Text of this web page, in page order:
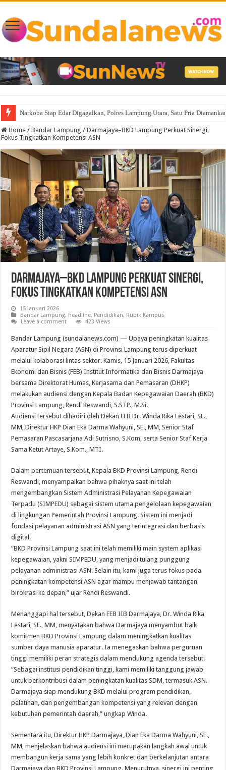
Narkoba Siap Edar Digagalkan, Polres Lampung Utara, Satu Pria
Home / Bandar Lampung / Darmajaya–BKD Lampung Perkuat Sinergi,
Fokus Tingkatkan Kompetensi ASN
Darmajaya–BKD Lampung Perkuat Sinergi,
Fokus Tingkatkan Kompetensi ASN
15 Januari 2026
Bandar Lampung, headline, Pendidikan, Rubik Kampus
Leave a comment
423 Views
Bandar Lampung (sundalanews.com) — Upaya peningkatan kualitas
Aparatur Sipil Negara (ASN) di Provinsi Lampung terus diperkuat
melalui kolaborasi lintas sektor. Kamis, 15 Januari 2026, Fakultas
Ekonomi dan Bisnis (FEB) Institut Informatika dan Bisnis Darmajaya
bersama Direktorat Humas, Kerjasama dan Pemasaran (DHKP)
melakukan audiensi dengan Kepala Badan Kepegawaian Daerah (BKD)
Provinsi Lampung, Rendi Reswandi, S.STP., M.Si.
Audiensi tersebut dihadiri oleh Dekan FEB Dr. Winda Rika Lestari, SE.,
MM, Direktur HKP Dian Eka Darma Wahyuni, SE., MM, Senior Staf
Pemasaran Pascasarjana Adi Sutrisno, S.Kom, serta Senior Staf Kerja
Sama Ketut Artaye, S.Kom., MTI.
Dalam pertemuan tersebut, Kepala BKD Provinsi Lampung, Rendi
Reswandi, menyampaikan bahwa pihaknya saat ini telah
mengembangkan Sistem Administrasi Pelayanan Kepegawaian
Terpadu (SIMPEDU) sebagai sistem utama pengelolaan kepegawaian
di lingkungan Pemerintah Provinsi Lampung. Sistem ini menjadi
fondasi pelayanan administrasi ASN yang terintegrasi dan berbasis
digital.
“BKD Provinsi Lampung saat ini telah memiliki main system aplikasi
kepegawaian, yakni SIMPEDU, yang menjadi tulang punggung
pelayanan administrasi ASN. Selain itu, kami juga terus fokus pada
peningkatan kompetensi ASN agar mampu menjawab tantangan
birokrasi ke depan,” ujar Rendi Reswandi.
Menanggapi hal tersebut, Dekan FEB IIB Darmajaya, Dr. Winda Rika
Lestari, SE., MM, menyatakan bahwa Darmajaya menyambut baik
komitmen BKD Provinsi Lampung dalam meningkatkan kualitas
sumber daya manusia aparatur. Ia menegaskan bahwa perguruan
tinggi memiliki peran strategis dalam mendukung agenda tersebut.
“Sebagai institusi pendidikan tinggi, kami memiliki tanggung jawab
untuk berkontribusi dalam peningkatan kualitas SDM, termasuk ASN.
Darmajaya siap mendukung BKD melalui program pendidikan,
pelatihan, dan pengembangan kompetensi yang relevan dengan
kebutuhan pemerintah daerah,” ungkap Winda.
Sementara itu, Direktur HKP Darmajaya, Dian Eka Darma Wahyuni, SE.,
MM, menjelaskan bahwa audiensi ini merupakan langkah awal untuk
membangun kerja sama yang lebih konkret dan berkelanjutan antara
Darmajaya dan BKD Provinsi Lampung. Menurutnya, sinergi ini penting